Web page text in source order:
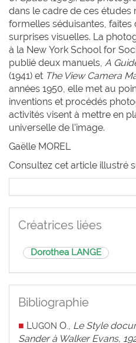
dans le cadre de ces études
formelles séduisantes,
surprises visuelles. La
à la New York School for
publié deux manuels, A
(1941) et The View Camera
années 1950, elle met au
inventions et procédés
activités visent à mettre en
universelle de l’image.
Gaëlle MOREL
Consultez cet article illustré
Créatrices liées
Dorothea LANGE
Bibliographie
■ L UGON O
Le Style
Sander à Walker Evans,